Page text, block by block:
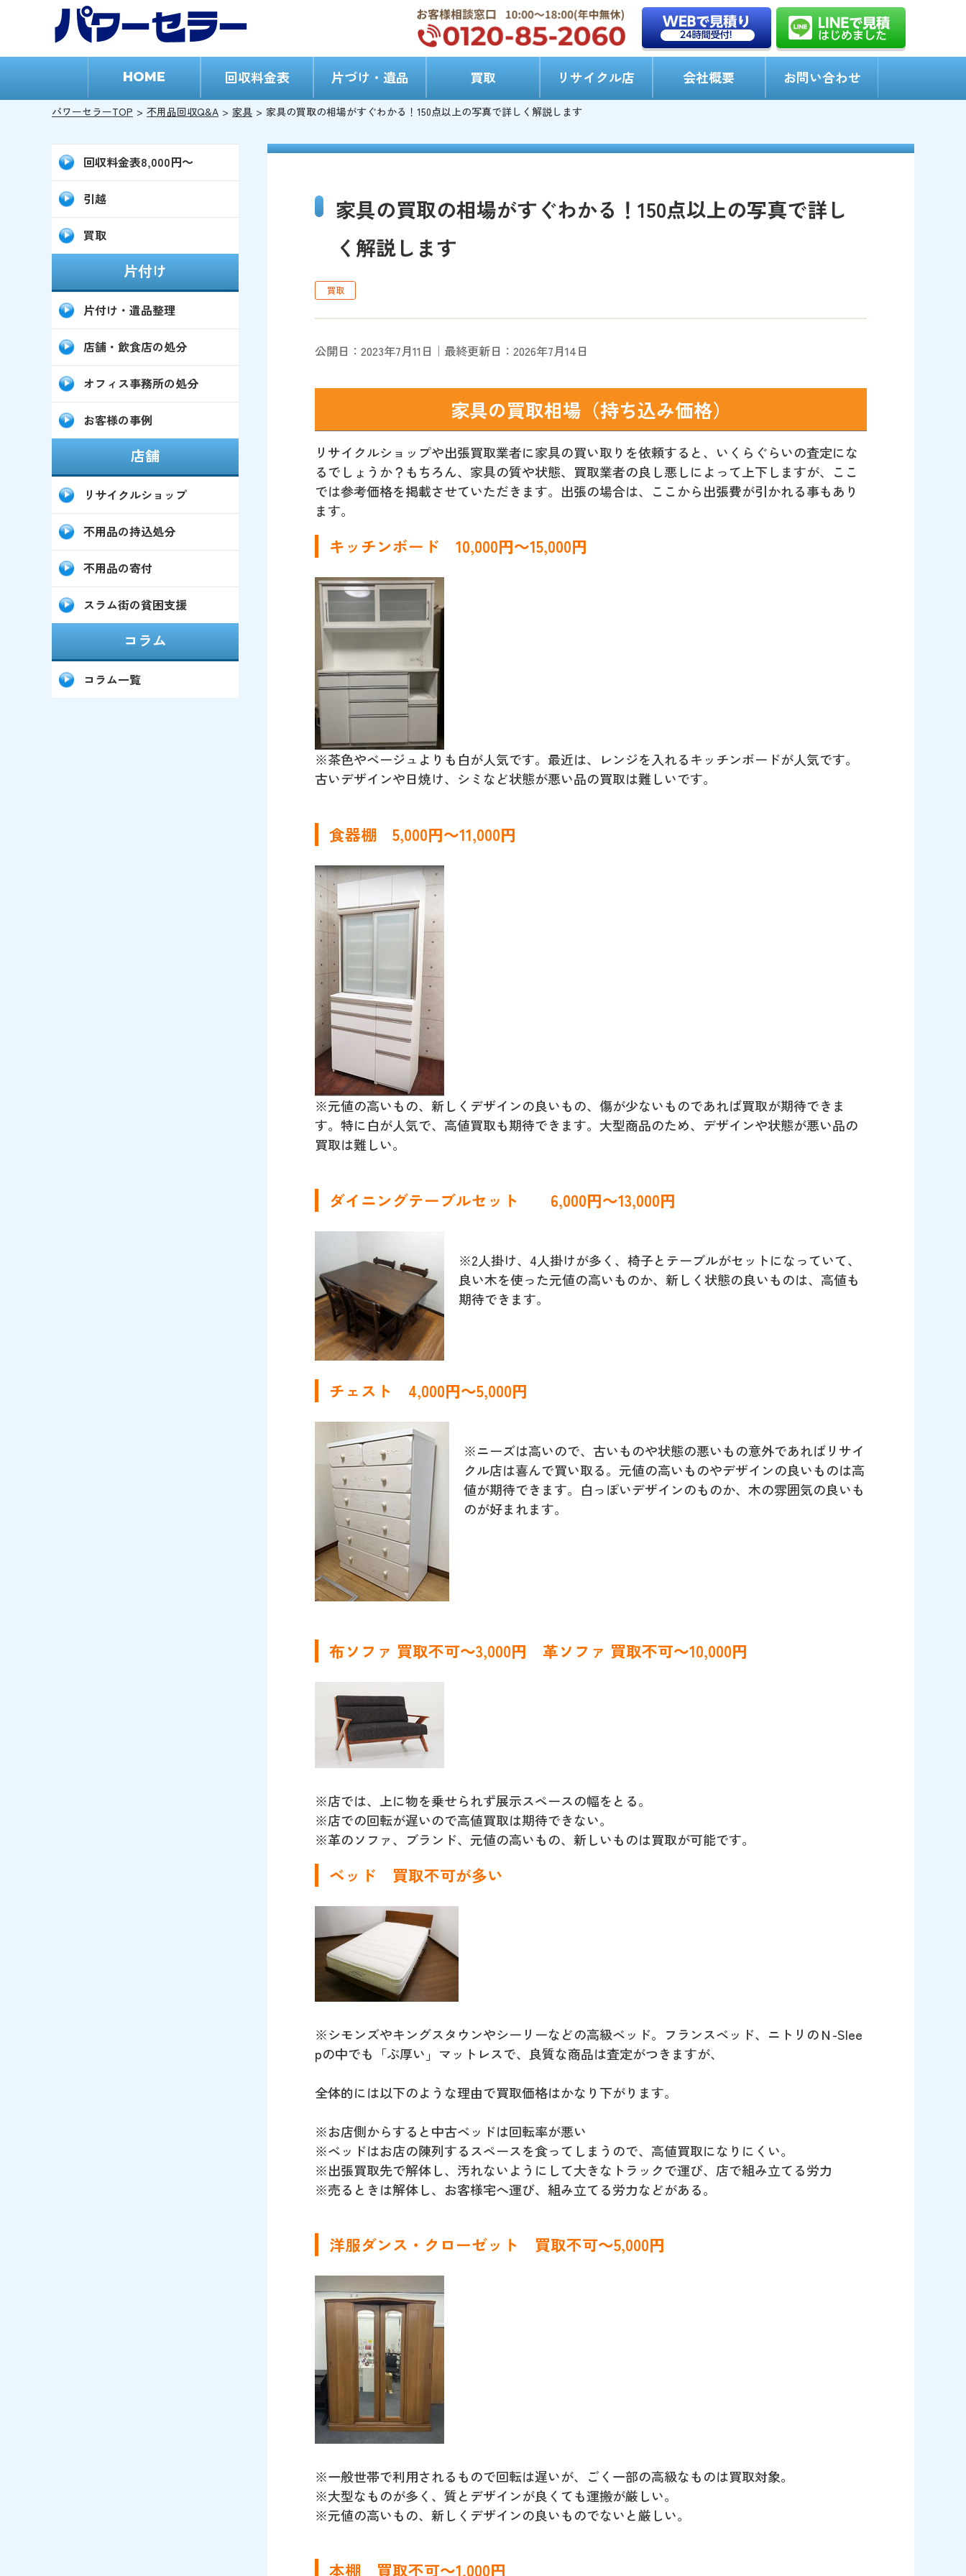
HOME 回収料金表 片づけ・遺品 買取 リサイクル店 会社概要 お問い合わせ
パワーセラーTOP 不用品回収Q&A 家具 家具の買取の相場がすぐわかる！150点以上の写真で詳しく解説します
家具の買取の相場がすぐわかる！150点以上の写真で詳し
く解説します
買取
公開日：2023年7月11日｜最終更新日：2026年7月14日
家具の買取相場（持ち込み価格）
リサイクルショップや出張買取業者に家具の買い取りを依頼すると、いくらぐらいの査定にな
るでしょうか？もちろん、家具の質や状態、買取業者の良し悪しによって上下しますが、ここ
では参考価格を掲載させていただきます。出張の場合は、ここから出張費が引かれる事もあり
ます。
キッチンボード 10,000円～15,000円
※茶色やベージュよりも白が人気です。最近は、レンジを入れるキッチンボードが人気です。
古いデザインや日焼け、シミなど状態が悪い品の買取は難しいです。
食器棚 5,000円～11,000円
※元値の高いもの、新しくデザインの良いもの、傷が少ないものであれば買取が期待できま
す。特に白が人気で、高値買取も期待できます。大型商品のため、デザインや状態が悪い品の
買取は難しい。
ダイニングテーブルセット 6,000円～13,000円
※2人掛け、4人掛けが多く、椅子とテーブルがセットになっていて、
良い木を使った元値の高いものか、新しく状態の良いものは、高値も
期待できます。
チェスト 4,000円～5,000円
※ニーズは高いので、古いものや状態の悪いもの意外であればリサイ
クル店は喜んで買い取る。元値の高いものやデザインの良いものは高
値が期待できます。白っぽいデザインのものか、木の雰囲気の良いも
のが好まれます。
布ソファ 買取不可～3,000円 革ソファ 買取不可～10,000円
※店では、上に物を乗せられず展示スペースの幅をとる。
※店での回転が遅いので高値買取は期待できない。
※革のソファ、ブランド、元値の高いもの、新しいものは買取が可能です。
ベッド 買取不可が多い
※シモンズやキングスタウンやシーリーなどの高級ベッド。フランスベッド、ニトリのＮ-Slee
pの中でも「ぶ厚い」マットレスで、良質な商品は査定がつきますが、
全体的には以下のような理由で買取価格はかなり下がります。
※お店側からすると中古ベッドは回転率が悪い
※ベッドはお店の陳列するスペースを食ってしまうので、高値買取になりにくい。
※出張買取先で解体し、汚れないようにして大きなトラックで運び、店で組み立てる労力
※売るときは解体し、お客様宅へ運び、組み立てる労力などがある。
洋服ダンス・クローゼット 買取不可～5,000円
※一般世帯で利用されるもので回転は遅いが、ごく一部の高級なものは買取対象。
※大型なものが多く、質とデザインが良くても運搬が厳しい。
※元値の高いもの、新しくデザインの良いものでないと厳しい。
本棚 買取不可～1,000円
回収料金表8,000円～
引越
買取
片付け
片付け・遺品整理
店舗・飲食店の処分
オフィス事務所の処分
お客様の事例
店舗
リサイクルショップ
不用品の持込処分
不用品の寄付
スラム街の貧困支援
コラム
コラム一覧